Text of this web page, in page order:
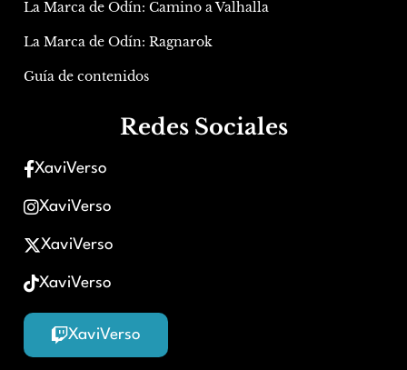
La Marca de Odín: Camino a Valhalla
La Marca de Odín: Ragnarok
Guía de contenidos
Redes Sociales
XaviVerso
XaviVerso
XaviVerso
XaviVerso
XaviVerso